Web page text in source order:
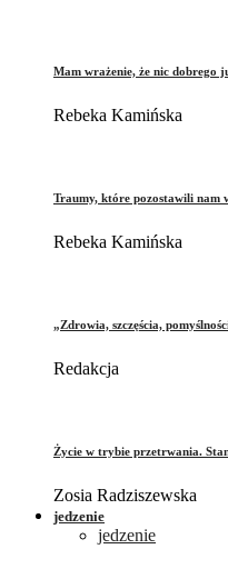
Mam wrażenie, że nic dobrego
Rebeka Kamińska
Traumy, które pozostawili nam
Rebeka Kamińska
„Zdrowia, szczęścia,
Redakcja
Życie w trybie przetrwania.
Zosia Radziszewska
jedzenie
jedzenie